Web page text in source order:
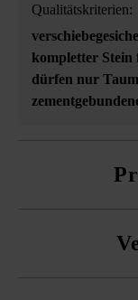
Qualitätskriterien:
kompletter Stein
dürfen nur
Fugenanteil